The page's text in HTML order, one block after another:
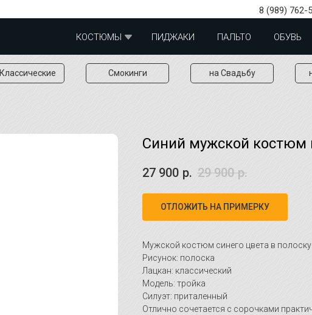
ПИДЖАКИ
8 (989) 762-
ПАЛЬТО ОБУВЬ
КОСТЮМЫ
на Свадьбу
Классические Смокинги
Синий мужской костюм
27 900 р. 29 900 р.
ОТЛОЖИТЬ НА ПРИМЕРКУ
Мужской костюм синего цвета в полоску.
Рисунок: полоска
Лацкан: классический
Модель: тройка
Силуэт: приталенный
Отлично сочетается с сорочками